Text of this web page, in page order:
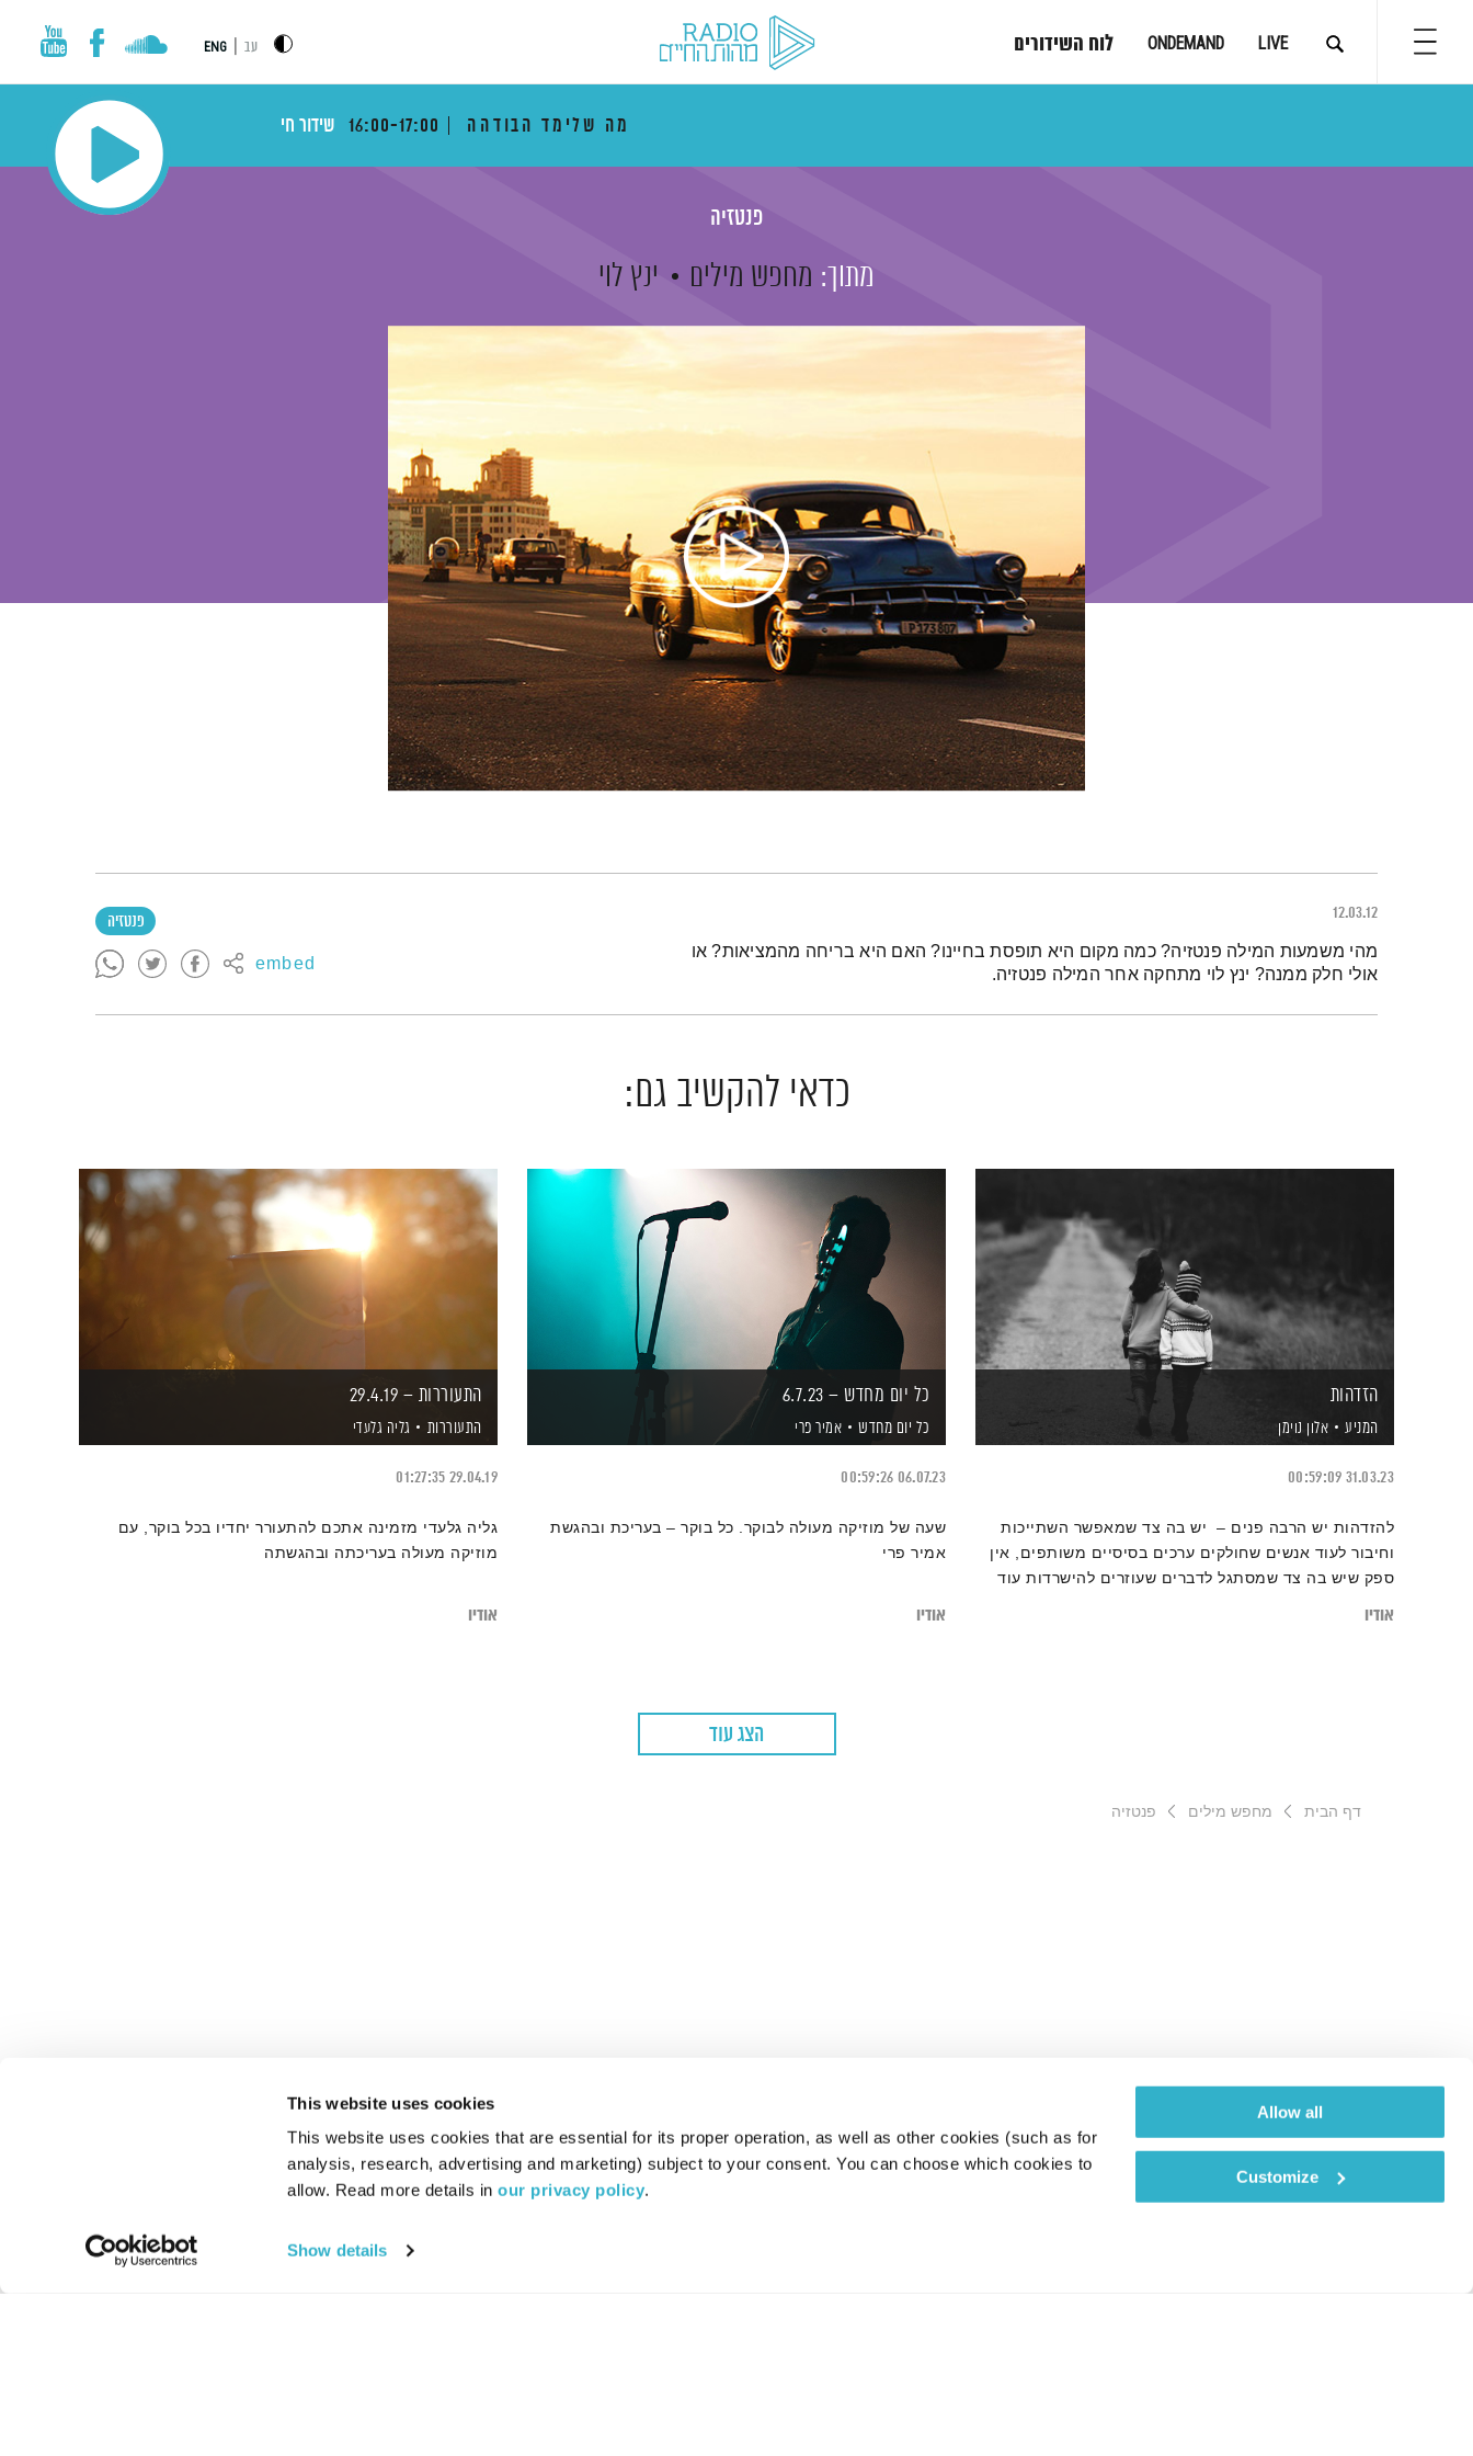
This website uses cookies
This website uses cookies that are essential for its proper operation, as well as other cookies (such as for
analysis, research, advertising and marketing) subject to your consent. You can choose which cookies to
allow. Read more details in our privacy policy.
Show details
Allow all
Customize
LIVE
ONDEMAND לוח השידורים עב ENG
מה שלימד הבודהה 16:00-17:00 שידור חי
פנטזיה
מתוך: מחפש מילים ינץ לוי
12.03.12 פנטזיה
embed תמצית הפודקאסט
מהי משמעות המילה פנטזיה? כמה מקום היא תופסת בחיינו? האם היא בריחה מהמציאות? או
אולי חלק ממנה? ינץ לוי מתחקה אחר המילה פנטזיה.
כדאי להקשיב גם:
הזדהות
המניע אלון נוימן
31.03.23
00:59:09
להזדהות יש הרבה פנים – יש בה צד שמאפשר השתייכות
וחיבור לעוד אנשים שחולקים ערכים בסיסיים משותפים, אין
ספק שיש בה צד שמסתגל לדברים שעוזרים להישרדות עוד
אודיו
כל יום מחדש – 6.7.23
כל יום מחדש אמיר פרי
06.07.23
00:59:26
שעה של מוזיקה מעולה לבוקר. כל בוקר – בעריכת ובהגשת
אמיר פרי
אודיו
התעוררות – 29.4.19
התעוררות גליה גלעדי
29.04.19
01:27:35
גליה גלעדי מזמינה אתכם להתעורר יחדיו בכל בוקר, עם
מוזיקה מעולה בעריכתה ובהגשתה
אודיו
הצג עוד
דף הבית מחפש מילים פנטזיה